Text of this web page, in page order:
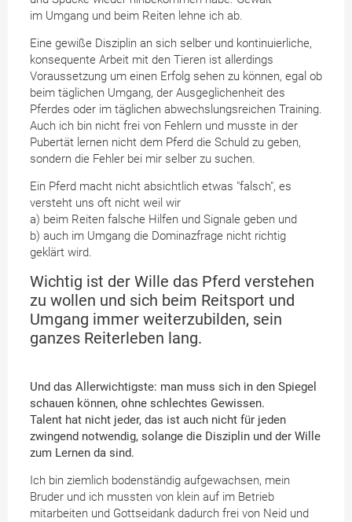
im Umgang und beim Reiten lehne ich ab.
Eine gewiße Disziplin an sich selber und kontinuierliche,
konsequente Arbeit mit den Tieren ist allerdings
Voraussetzung um einen Erfolg sehen zu können, egal ob
beim täglichen Umgang, der Ausgeglichenheit des
Pferdes oder im täglichen abwechslungsreichen Training.
Auch ich bin nicht frei von Fehlern und musste in der
Pubertät lernen nicht dem Pferd die Schuld zu geben,
sondern die Fehler bei mir selber zu suchen.
Ein Pferd macht nicht absichtlich etwas "falsch", es
versteht uns oft nicht weil wir
a) beim Reiten falsche Hilfen und Signale geben und
b) auch im Umgang die Dominazfrage nicht richtig
geklärt wird.
Wichtig ist der Wille das Pferd verstehen
zu wollen und sich beim Reitsport und
Umgang immer weiterzubilden, sein
ganzes Reiterleben lang.
Und das Allerwichtigste: man muss sich in den Spiegel
schauen können, ohne schlechtes Gewissen.
Talent hat nicht jeder, das ist auch nicht für jeden
zwingend notwendig, solange die Disziplin und der Wille
zum Lernen da sind.
Ich bin ziemlich bodenständig aufgewachsen, mein
Bruder und ich mussten von klein auf im Betrieb
mitarbeiten und Gottseidank dadurch frei von Neid und